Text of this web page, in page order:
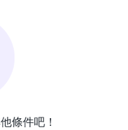
條件吧！